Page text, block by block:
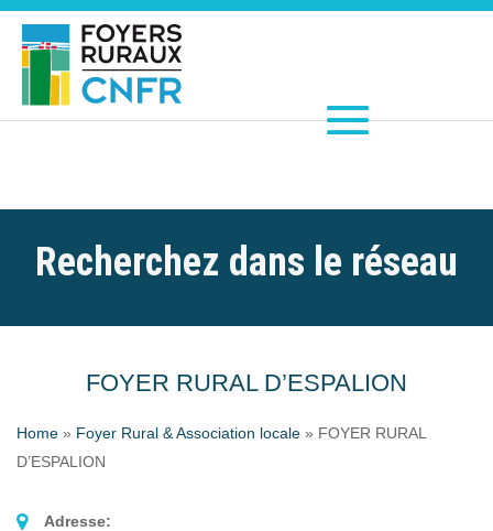
Recherchez dans le réseau
FOYER RURAL D’ESPALION
Home » Foyer Rural & Association locale » FOYER RURAL
D’ESPALION
Adresse: